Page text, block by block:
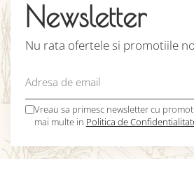
Newsletter
Nu rata ofertele si promotiile
Vreau sa primesc newsletter cu
mai multe in Politica de